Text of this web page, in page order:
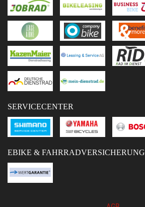
SERVICECENTER
EBIKE & FAHRRADVERSICHERUNG